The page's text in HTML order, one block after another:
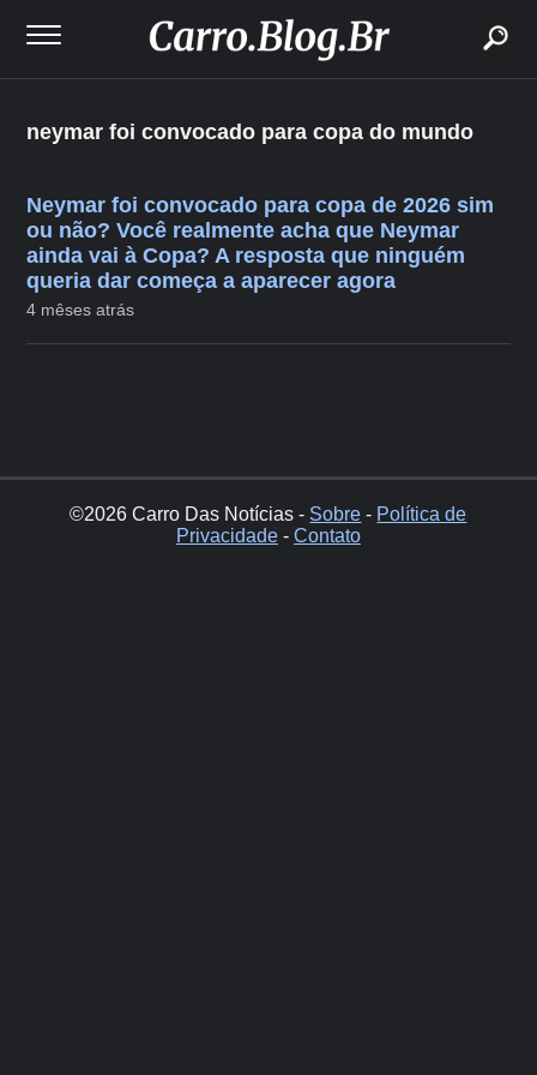
neymar foi convocado para copa do mundo
Neymar foi convocado para copa de 2026 sim
ou não? Você realmente acha que Neymar
ainda vai à Copa? A resposta que ninguém
queria dar começa a aparecer agora
4 mêses atrás
©2026 Carro Das Notícias - Sobre - Política de
Privacidade- Contato